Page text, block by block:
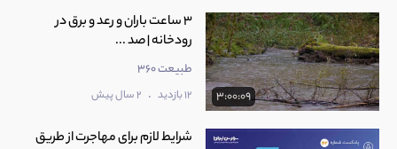
3:00:09
3 ساعت باران و رعد و برق در
رودخانه | صد ...
طبیعت 360
12 بازدید . 2 سال پیش
شرایط لازم برای مهاجرت از طریق